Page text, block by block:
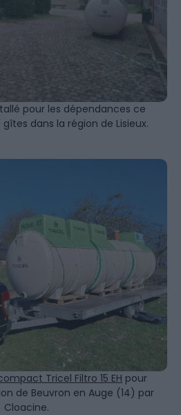
pour les dépendances ce
dans la région de Lisieux.
Tricel Filtro 15 EH pour
de Beuvron en Auge (14) par
Cloacine.